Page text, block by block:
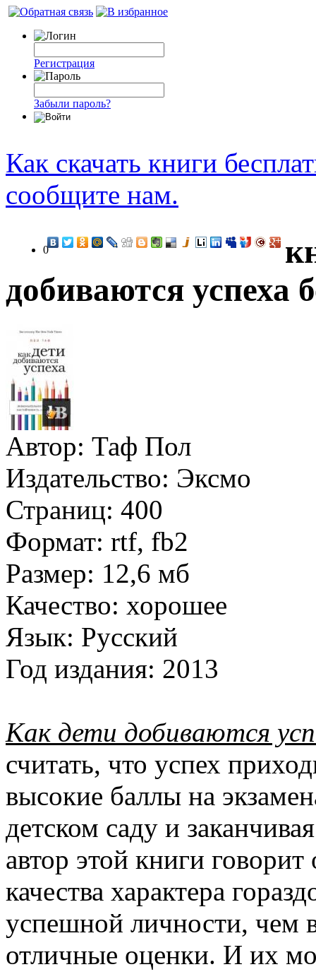
Регистрация
Забыли пароль?
Как скачать книги
сообщите нам.
0
добиваются успеха
Автор: Таф Пол
Издательство: Эксмо
Страниц: 400
Формат: rtf, fb2
Размер: 12,6 мб
Качество: хорошее
Язык: Русский
Год издания: 2013
Как дети добиваются
считать, что успех
высокие баллы на
детском саду и
автор этой книги
качества характера
успешной личности, чем
отличные оценки. И их